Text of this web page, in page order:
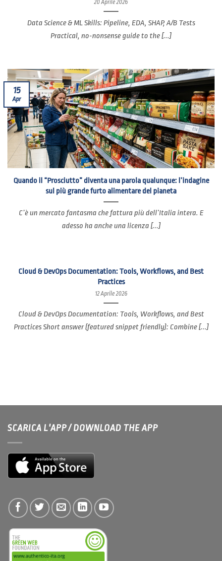
20 Aprile 2026
Data Science & ML Skills: Pipeline, EDA, SHAP, A/B Tests
Practical, no-nonsense guide to the [...]
Quando il “Prosciutto” diventa una parola qualunque: l’indagine
sul più grande furto alimentare del pianeta
C’è un mercato fantasma che fattura più dell’Italia intera. E
adesso ha anche una licenza [...]
15
Apr
Cloud & DevOps Documentation: Tools, Workflows, and Best
Practices
12 Aprile 2026
Cloud & DevOps Documentation: Tools, Workflows, and Best
Practices Short answer (featured snippet friendly): Combine [...]
SCARICA L'APP / DOWNLOAD THE APP